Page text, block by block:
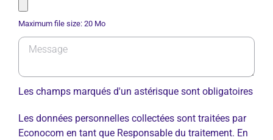
Maximum file size: 20 Mo
Les champs marqués d'un astérisque sont obligatoires
Les données personnelles collectées sont traitées par
Econocom en tant que Responsable du traitement. En